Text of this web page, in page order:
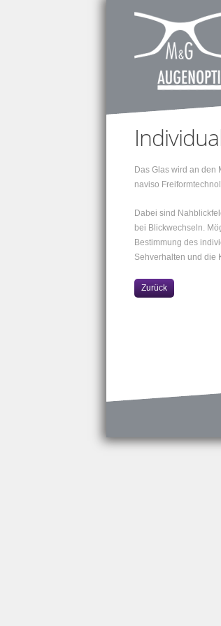
Das Glas wird an den
naviso
Dabei sind
bei Blickwechseln.
Bestimmung des
Sehverhalten und die
Zurück